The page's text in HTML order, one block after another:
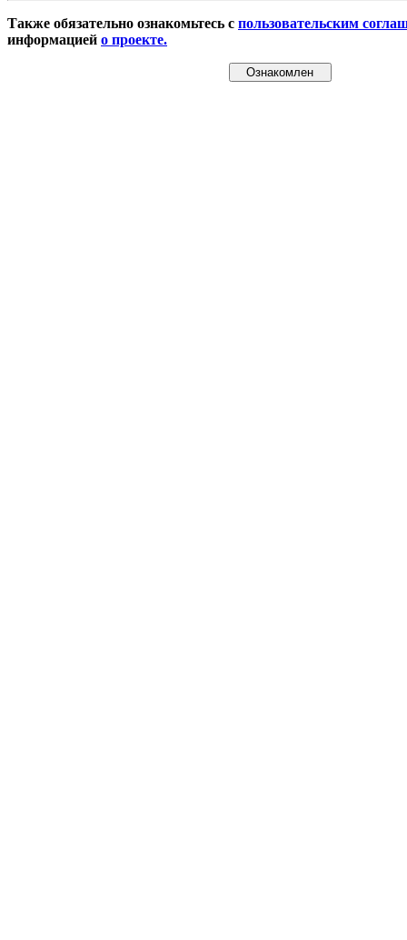
Также обязательно ознакомьтесь с пользовательским
информацией о проекте.
Ознакомлен